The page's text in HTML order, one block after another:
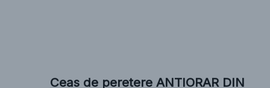
Ceas de peretere ANTIORAR DIN